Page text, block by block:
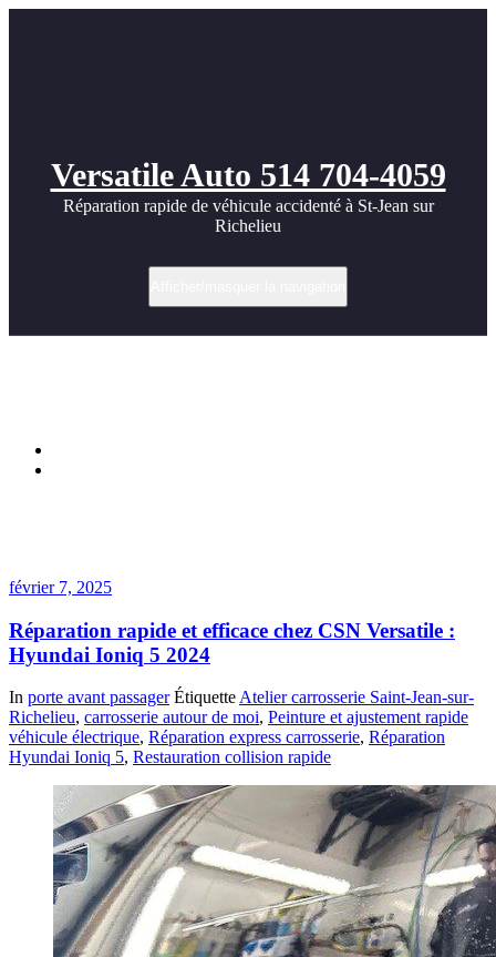
Versatile Auto 514 704-4059
Réparation rapide de véhicule accidenté à St-Jean sur
Richelieu
février 7, 2025
Réparation rapide et efficace chez CSN Versatile :
Hyundai Ioniq 5 2024
In porte avant passager Étiquette Atelier carrosserie Saint-Jean-sur-
Richelieu, carrosserie autour de moi, Peinture et ajustement rapide
véhicule électrique, Réparation express carrosserie, Réparation
Hyundai Ioniq 5, Restauration collision rapide